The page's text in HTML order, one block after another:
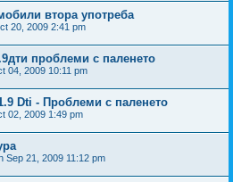
втора употреба
20, 2009 2:41 pm
проблеми с паленето
04, 2009 10:11 pm
Dti - Проблеми с паленето
02, 2009 1:49 pm
Sep 21, 2009 11:12 pm